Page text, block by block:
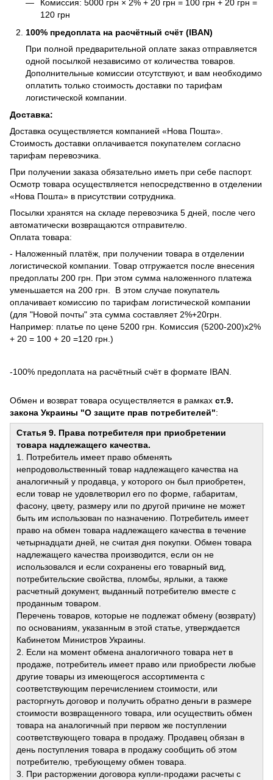
Комиссия: 5000 грн × 2% + 20 грн = 100 грн + 20 грн =
120 грн
100% предоплата на расчётный счёт (IBAN)
При полной предварительной оплате заказ отправляется
одной посылкой независимо от количества товаров.
Дополнительные комиссии отсутствуют, и вам необходимо
оплатить только стоимость доставки по тарифам
логистической компании.
Доставка:
Доставка осуществляется компанией «Нова Пошта».
Стоимость доставки оплачивается покупателем согласно
тарифам перевозчика.
При получении заказа обязательно иметь при себе паспорт.
Осмотр товара осуществляется непосредственно в отделении
«Нова Пошта» в присутствии сотрудника.
Посылки хранятся на складе перевозчика 5 дней, после чего
автоматически возвращаются отправителю.
Оплата товара:
- Наложенный платёж, при получении товара в отделении
логистической компании. Товар отгружается после внесения
предоплаты 200 грн. При этом сумма наложенного платежа
уменьшается на 200 грн. В этом случае покупатель
оплачивает комиссию по тарифам логистической компании
(для "Новой почты" эта сумма составляет 2%+20грн.
Например: платье по цене 5200 грн. Комиссия (5200-200)х2%
+ 20 = 100 + 20 =120 грн.)
-100% предоплата на расчётный счёт в формате IBAN.
Обмен и возврат товара осуществляется в рамках ст.9.
закона Украины "О защите прав потребителей":
Статья 9. Права потребителя при приобретении
товара надлежащего качества.
1. Потребитель имеет право обменять
непродовольственный товар надлежащего качества на
аналогичный у продавца, у которого он был приобретен,
если товар не удовлетворил его по форме, габаритам,
фасону, цвету, размеру или по другой причине не может
быть им использован по назначению. Потребитель имеет
право на обмен товара надлежащего качества в течение
четырнадцати дней, не считая дня покупки. Обмен товара
надлежащего качества производится, если он не
использовался и если сохранены его товарный вид,
потребительские свойства, пломбы, ярлыки, а также
расчетный документ, выданный потребителю вместе с
проданным товаром.
Перечень товаров, которые не подлежат обмену (возврату)
по основаниям, указанным в этой статье, утверждается
Кабинетом Министров Украины.
2. Если на момент обмена аналогичного товара нет в
продаже, потребитель имеет право или приобрести любые
другие товары из имеющегося ассортимента с
соответствующим перечислением стоимости, или
расторгнуть договор и получить обратно деньги в размере
стоимости возвращенного товара, или осуществить обмен
товара на аналогичный при первом же поступлении
соответствующего товара в продажу. Продавец обязан в
день поступления товара в продажу сообщить об этом
потребителю, требующему обмен товара.
3. При расторжении договора купли-продажи расчеты с